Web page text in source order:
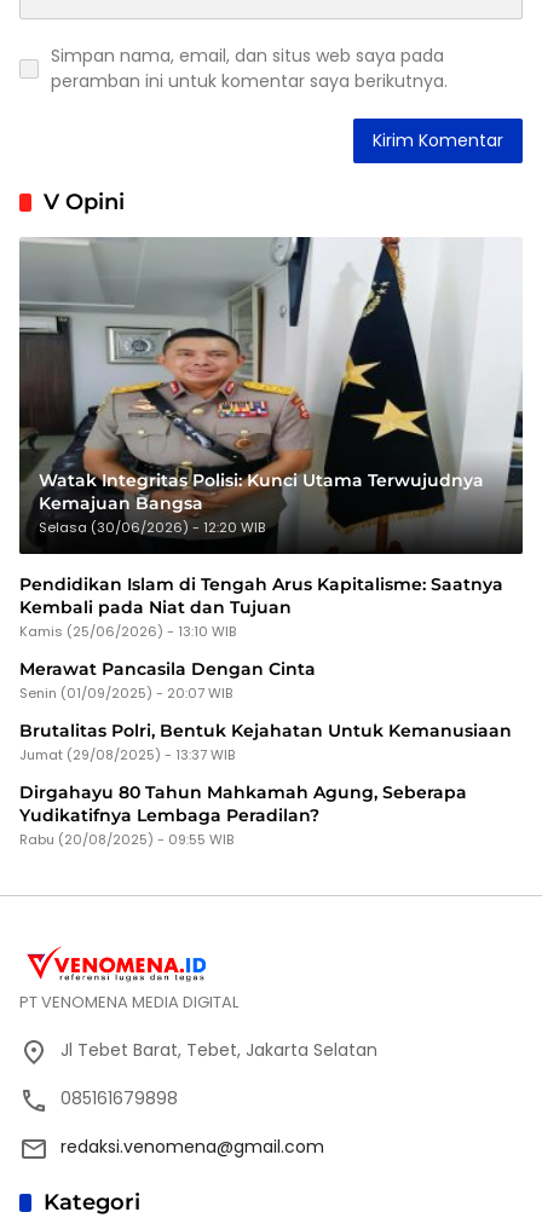
Simpan nama, email, dan situs web saya pada
peramban ini untuk komentar saya berikutnya.
V Opini
Watak Integritas Polisi: Kunci Utama Terwujudnya
Kemajuan Bangsa
Selasa (30/06/2026) - 12:20 WIB
Pendidikan Islam di Tengah Arus Kapitalisme: Saatnya
Kembali pada Niat dan Tujuan
Kamis (25/06/2026) - 13:10 WIB
Merawat Pancasila Dengan Cinta
Senin (01/09/2025) - 20:07 WIB
Brutalitas Polri, Bentuk Kejahatan Untuk Kemanusiaan
Jumat (29/08/2025) - 13:37 WIB
Dirgahayu 80 Tahun Mahkamah Agung, Seberapa
Yudikatifnya Lembaga Peradilan?
Rabu (20/08/2025) - 09:55 WIB
PT VENOMENA MEDIA DIGITAL
Jl Tebet Barat, Tebet, Jakarta Selatan
085161679898
redaksi.venomena@gmail.com
Kategori